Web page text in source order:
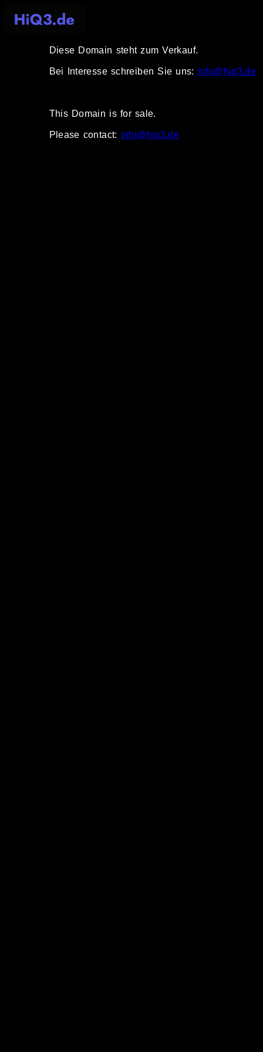
Diese Domain steht zum Verkauf.
Bei Interesse schreiben Sie uns: info@hiq3.de
This Domain is for sale.
Please contact: info@hiq3.de